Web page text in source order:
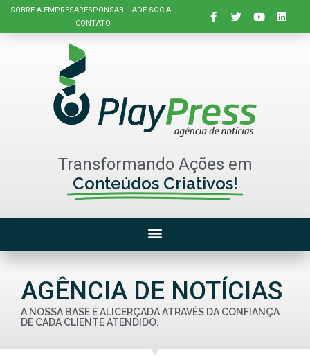
SOBRE A EMPRESARESPONSABILIADE SOCIAL
CONTATO
Transformando Ações em
Conteúdos Criativos!
AGÊNCIA DE NOTÍCIAS
A NOSSA BASE É ALICERÇADA ATRAVÉS DA CONFIANÇA
DE CADA CLIENTE ATENDIDO.